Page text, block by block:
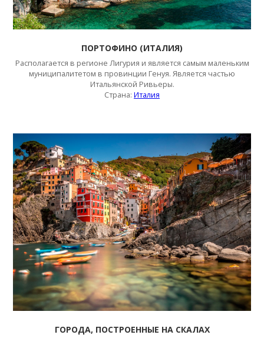
ПОРТОФИНО (ИТАЛИЯ)
Располагается в регионе Лигурия и является самым маленьким
муниципалитетом в провинции Генуя. Является частью
Итальянской Ривьеры.
Страна: Италия
ГОРОДА, ПОСТРОЕННЫЕ НА СКАЛАХ